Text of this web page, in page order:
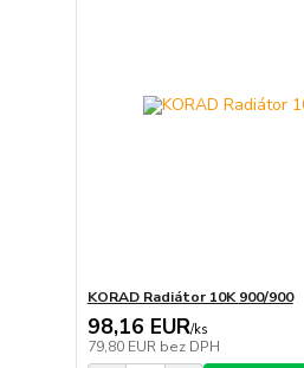
KORAD Radiátor 10K 900/900
98,16 EUR/ks
79,80 EUR bez DPH